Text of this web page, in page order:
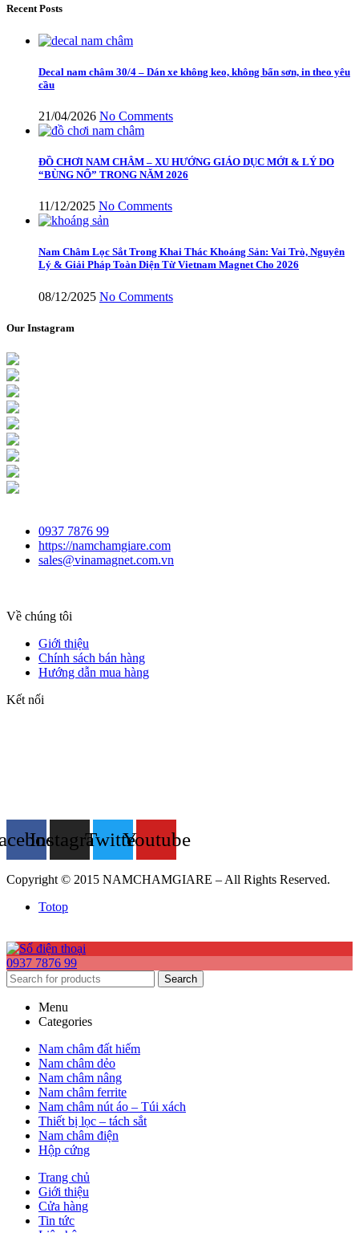
Recent Posts
Decal nam châm 30/4 – Dán xe không keo, không bẩn sơn, in theo yêu
cầu
21/04/2026 No Comments
ĐỒ CHƠI NAM CHÂM – XU HƯỚNG GIÁO DỤC MỚI & LÝ DO
“BÙNG NỔ” TRONG NĂM 2026
11/12/2025 No Comments
Nam Châm Lọc Sắt Trong Khai Thác Khoáng Sản: Vai Trò, Nguyên
Lý & Giải Pháp Toàn Diện Từ Vietnam Magnet Cho 2026
08/12/2025 No Comments
Our Instagram
0937 7876 99
https://namchamgiare.com
sales@vinamagnet.com.vn
Về chúng tôi
Giới thiệu
Chính sách bán hàng
Hướng dẫn mua hàng
Kết nối
InstagramTwitterYoutube
Copyright © 2015 NAMCHAMGIARE – All Rights Reserved.
Totop
0937 7876 99
Search
Menu
Categories
Nam châm đất hiếm
Nam châm dẻo
Nam châm nâng
Nam châm ferrite
Nam châm nút áo – Túi xách
Thiết bị lọc – tách sắt
Nam châm điện
Hộp cứng
Trang chủ
Giới thiệu
Cửa hàng
Tin tức